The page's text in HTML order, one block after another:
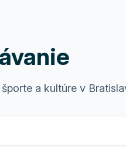
a kultúre v